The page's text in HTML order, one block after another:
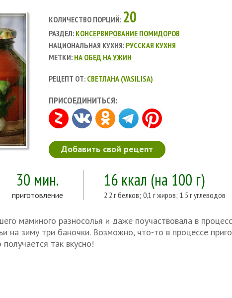
КОЛИЧЕСТВО ПОРЦИЙ: 20
РАЗДЕЛ: КОНСЕРВИРОВАНИЕ ПОМИДОРОВ
НАЦИОНАЛЬНАЯ КУХНЯ: РУССКАЯ КУХНЯ
МЕТКИ: НА ОБЕД НА УЖИН
РЕЦЕПТ ОТ: СВЕТЛАНА (VASILISA)
ПРИСОЕДИНИТЬСЯ:
Добавить свой рецепт
30 мин.
приготовление
16 ккал (на 100 г)
2,2 г белков; 0,1 г жиров; 1,5 г углеводов
маминого разносолья и даже поучаствовала в
на зиму три баночки. Возможно, что-то в процессе
так вкусно!